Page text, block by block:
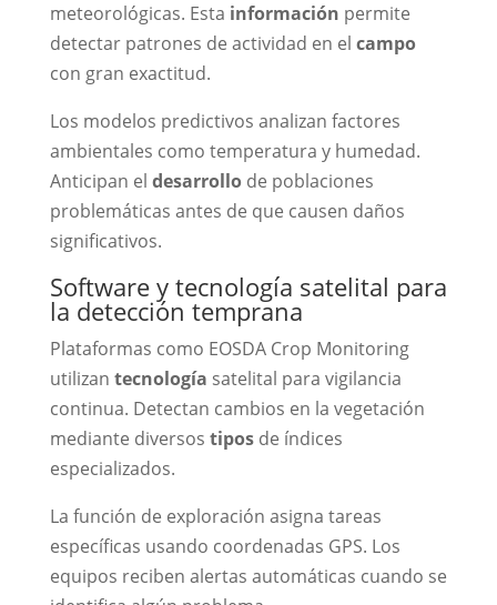
meteorológicas. Esta información permite
detectar patrones de actividad en el campo
con gran exactitud.
Los modelos predictivos analizan factores
ambientales como temperatura y humedad.
Anticipan el desarrollode poblaciones
problemáticas antes de que causen daños
significativos.
Software y tecnología satelital para
la detección temprana
Plataformas como EOSDA Crop Monitoring
utilizan tecnología satelital para vigilancia
continua. Detectan cambios en la vegetación
mediante diversos tiposde índices
especializados.
La función de exploración asigna tareas
específicas usando coordenadas GPS. Los
equipos reciben alertas automáticas cuando se